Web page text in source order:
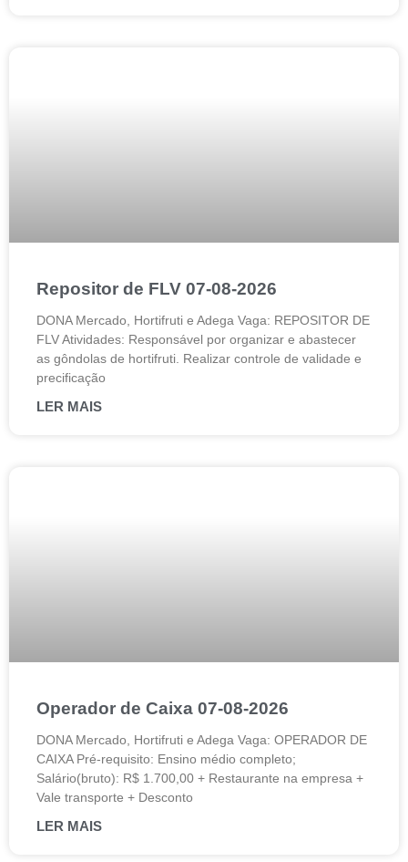
Repositor de FLV 07-08-2026
DONA Mercado, Hortifruti e Adega Vaga: REPOSITOR DE
FLV Atividades: Responsável por organizar e abastecer
as gôndolas de hortifruti. Realizar controle de validade e
precificação
LER MAIS
Operador de Caixa 07-08-2026
DONA Mercado, Hortifruti e Adega Vaga: OPERADOR DE
CAIXA Pré-requisito: Ensino médio completo;
Salário(bruto): R$ 1.700,00 + Restaurante na empresa +
Vale transporte + Desconto
LER MAIS